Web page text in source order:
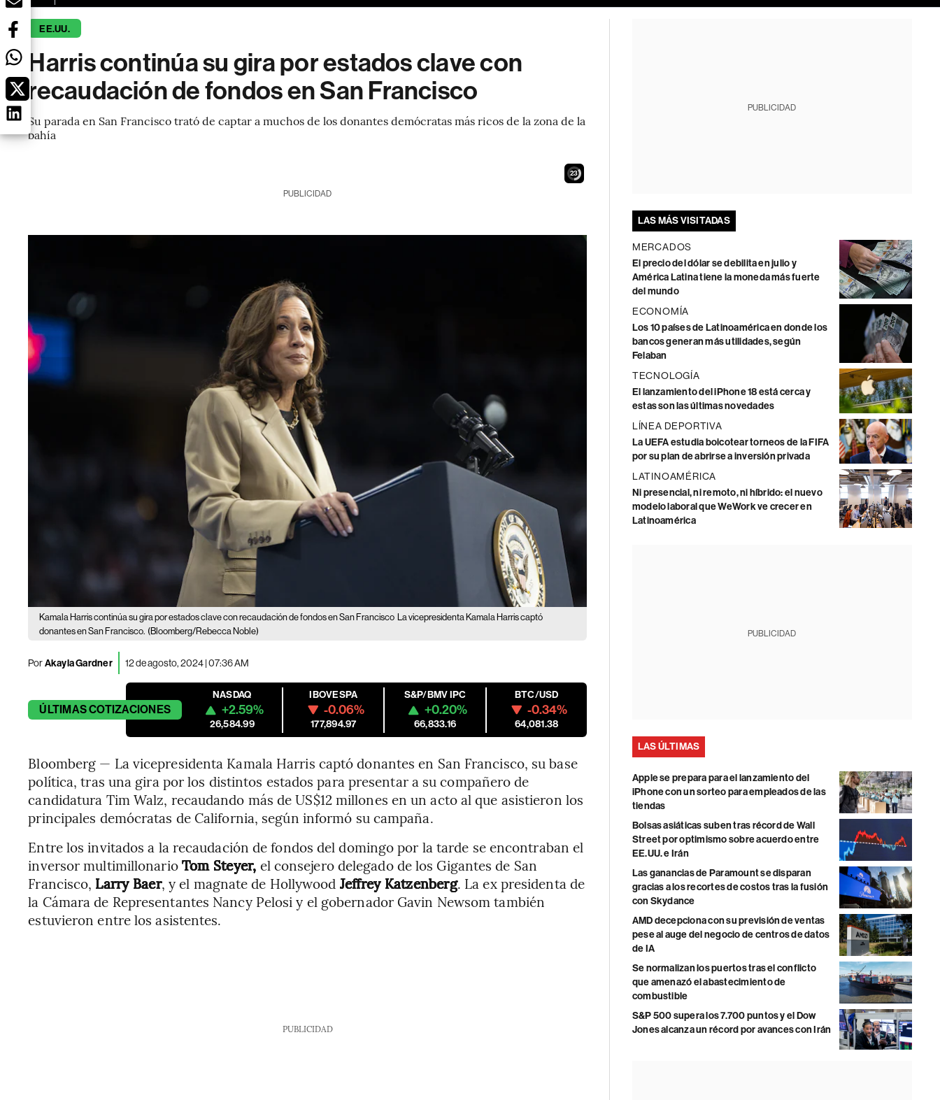
EE.UU.
Harris continúa su gira por estados clave con
recaudación de fondos en San Francisco
Su parada en San Francisco trató de captar a muchos de los donantes demócratas más ricos de la zona de la
bahía
21
PUBLICIDAD
Kamala Harris continúa su gira por estados clave con recaudación de fondos en San Francisco La vicepresidenta Kamala Harris captó
donantes en San Francisco. (Bloomberg/Rebecca Noble)
PorAkayla Gardner 12 de agosto, 2024 | 07:36 AM
ÚLTIMASCOTIZACIONES
NASDAQ
+2.59%
26,584.99
IBOVESPA
-0.06%
177,894.97
S&P/BMV IPC
+0.20%
66,833.16
BTC/USD
-0.34%
64,081.38
Bloomberg — La vicepresidenta Kamala Harris captó donantes en San Francisco, su base
política, tras una gira por los distintos estados para presentar a su compañero de
candidatura Tim Walz, recaudando más de US$12 millones en un acto al que asistieron los
principales demócratas de California, según informó su campaña.
Entre los invitados a la recaudación de fondos del domingo por la tarde se encontraban el
inversor multimillonarioTom Steyer, el consejero delegado de los Gigantes de San
Francisco, Larry Baer, y el magnate de Hollywood Jeffrey Katzenberg. La ex presidenta de
la Cámara de Representantes Nancy Pelosi y el gobernador Gavin Newsom también
estuvieron entre los asistentes.
PUBLICIDAD
PUBLICIDAD
LAS MÁS VISITADAS
MERCADOS
El precio del dólar se debilita en julio y
América Latina tiene la moneda más fuerte
del mundo
ECONOMÍA
Los 10 países de Latinoamérica en donde los
bancos generan más utilidades, según
Felaban
TECNOLOGÍA
El lanzamiento del iPhone 18 está cerca y
estas son las últimas novedades
LÍNEA DEPORTIVA
La UEFA estudia boicotear torneos de la FIFA
por su plan de abrirse a inversión privada
LATINOAMÉRICA
Ni presencial, ni remoto, ni híbrido: el nuevo
modelo laboral que WeWork ve crecer en
Latinoamérica
PUBLICIDAD
LAS ÚLTIMAS
Apple se prepara para el lanzamiento del
iPhone con un sorteo para empleados de las
tiendas
Bolsas asiáticas suben tras récord de Wall
Street por optimismo sobre acuerdo entre
EE.UU. e Irán
Las ganancias de Paramount se disparan
gracias a los recortes de costos tras la fusión
con Skydance
AMD decepciona con su previsión de ventas
pese al auge del negocio de centros de datos
de IA
Se normalizan los puertos tras el conflicto
que amenazó el abastecimiento de
combustible
S&P 500 supera los 7.700 puntos y el Dow
Jones alcanza un récord por avances con Irán